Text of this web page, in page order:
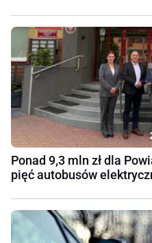
Ponad 9,3 mln zł dla
pięć autobusów